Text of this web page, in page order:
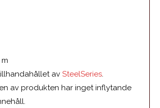
m
av SteelSeries.
av produkten har inget inflytande